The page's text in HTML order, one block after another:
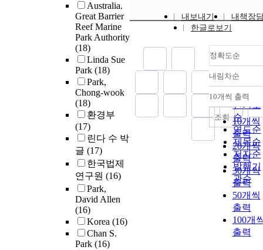
Australia.
Great Barrier
Reef Marine
Park Authority
(18)
Linda Sue
Park (18)
Park,
Chong-wook
(18)
환경부
(17)
린다 수 박
글 (17)
한국법제
연구원 (16)
Park,
David Allen
(16)
Korea (16)
Chan S.
Park (16)
내보내기
내책장
한글로보기
정확도순
정확도
순
인기도
순
연도순
제목순
저자순
발행기
관순
내림차순
내림차
10개씩 출력
10개씩
출력
20개씩
출력
30개씩
출력
50개씩
출력
100개
출력
조회